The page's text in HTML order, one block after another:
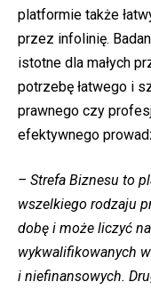
platformie także
przez infolinię.
istotne dla małych
potrzebę łatwego i
prawnego czy
efektywnego
– Strefa Biznesu to
wszelkiego rodzaju
dobę i może liczyć
wykwalifikowanych
i niefinansowych.